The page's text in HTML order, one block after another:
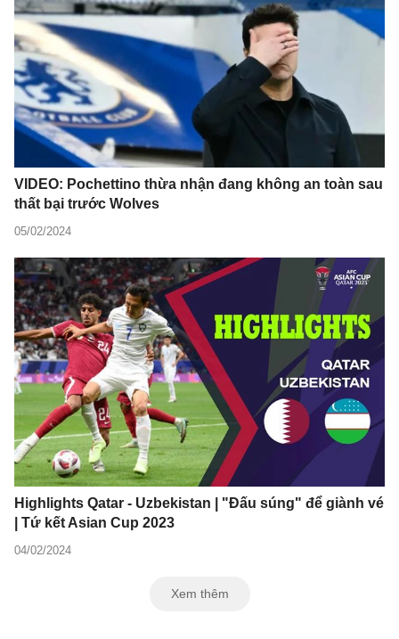
VIDEO: Pochettino thừa nhận đang không an toàn sau
thất bại trước Wolves
05/02/2024
Highlights Qatar - Uzbekistan | "Đấu súng" để giành vé
| Tứ kết Asian Cup 2023
04/02/2024
Xem thêm